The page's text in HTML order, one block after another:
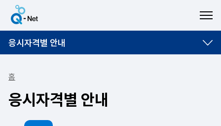
응시자격별 안내
홈
응시자격별 안내